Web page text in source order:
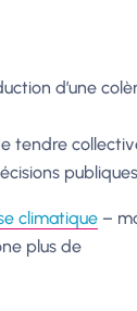
d’une
tendre
climatique –
plus de